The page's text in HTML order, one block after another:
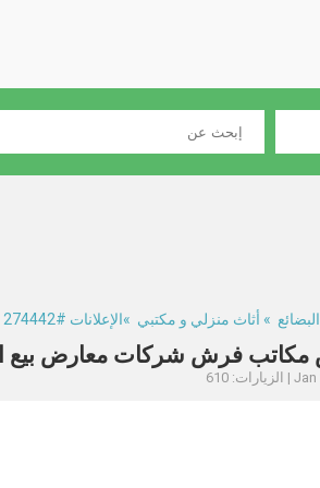
» أثاث منزلي و مكتبي »الإعلانات #274442
مكاتب فرش شركات معارض بيع